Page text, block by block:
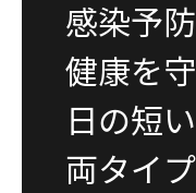
感染予
健康を
日の短
両タイ